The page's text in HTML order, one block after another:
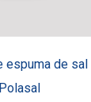
espuma de sal